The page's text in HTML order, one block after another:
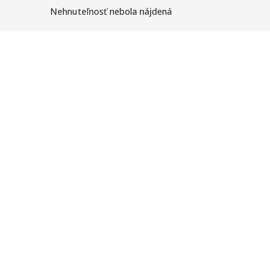
Nehnuteľnosť nebola nájdená